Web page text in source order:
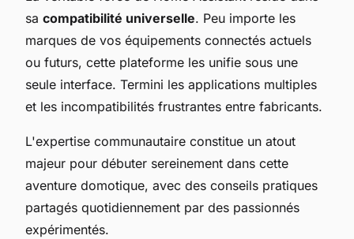
sa compatibilité universelle. Peu importe les
marques de vos équipements connectés actuels
ou futurs, cette plateforme les unifie sous une
seule interface. Termini les applications multiples
et les incompatibilités frustrantes entre fabricants.
L'expertise communautaire constitue un atout
majeur pour débuter sereinement dans cette
aventure domotique, avec des conseils pratiques
partagés quotidiennement par des passionnés
expérimentés.